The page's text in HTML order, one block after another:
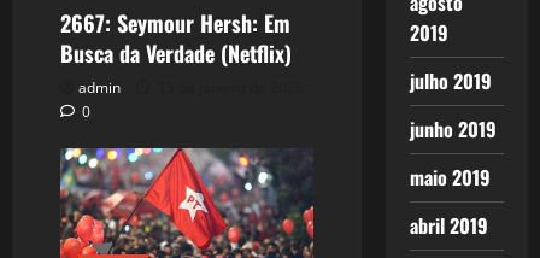
2667: Seymour Hersh: Em
Busca da Verdade (Netflix)
admin
0
2019
julho 2019
junho 2019
maio 2019
abril 2019